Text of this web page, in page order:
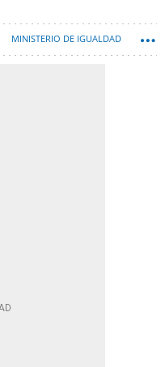
MINISTERIO DE IGUALDAD